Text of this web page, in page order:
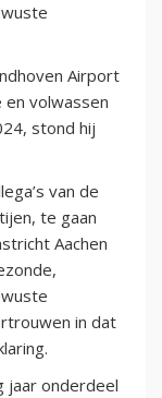
Airport
volwassen
stond hij
van de
te gaan
Aachen
in dat
jaar onderdeel